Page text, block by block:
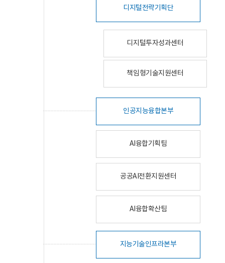
디지털전략기획단
디지털투자성과센터
책임형기술지원센터
인공지능융합본부
AI융합기획팀
공공AI전환지원센터
AI융합확산팀
지능기술인프라본부